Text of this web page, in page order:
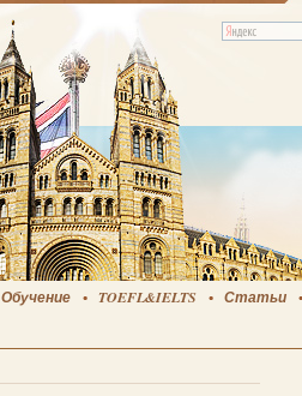
Обучение TOEFL&IELTS Статьи